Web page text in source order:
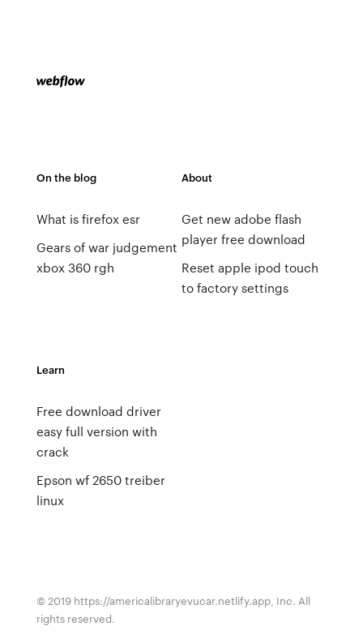
On the blog
What is firefox esr
Gears of war judgement
xbox 360 rgh
About
Get new adobe flash
player free download
Reset apple ipod touch
to factory settings
Learn
Free download driver
easy full version with
crack
Epson wf 2650 treiber
linux
© 2019 https://americalibraryevucar.netlify.app, Inc. All
rights reserved.